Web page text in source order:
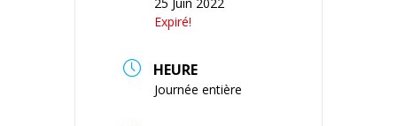
Expiré!
HEURE
Journée entière